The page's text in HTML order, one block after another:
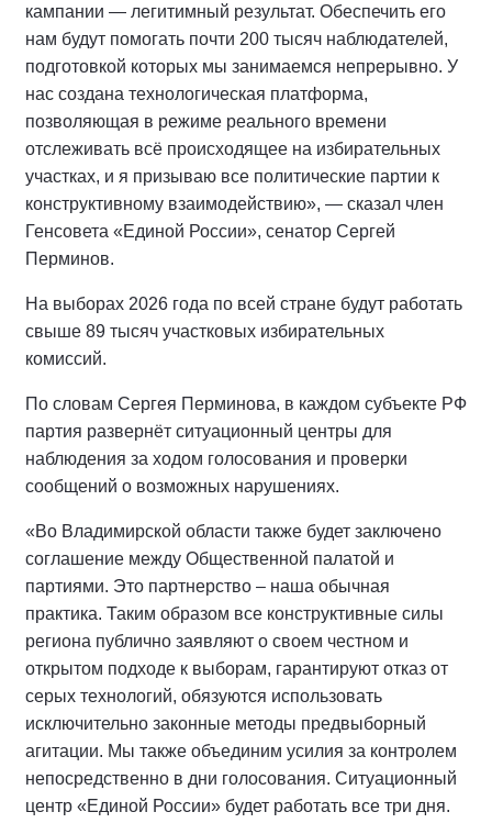
кампании — легитимный результат. Обеспечить его
нам будут помогать почти 200 тысяч наблюдателей,
подготовкой которых мы занимаемся непрерывно. У
нас создана технологическая платформа,
позволяющая в режиме реального времени
отслеживать всё происходящее на избирательных
участках, и я призываю все политические партии к
конструктивному взаимодействию», — сказал член
Генсовета «Единой России», сенатор Сергей
Перминов.
На выборах 2026 года по всей стране будут работать
свыше 89 тысяч участковых избирательных
комиссий.
По словам Сергея Перминова, в каждом субъекте РФ
партия развернёт ситуационный центры для
наблюдения за ходом голосования и проверки
сообщений о возможных нарушениях.
«Во Владимирской области также будет заключено
соглашение между Общественной палатой и
партиями. Это партнерство – наша обычная
практика. Таким образом все конструктивные силы
региона публично заявляют о своем честном и
открытом подходе к выборам, гарантируют отказ от
серых технологий, обязуются использовать
исключительно законные методы предвыборный
агитации. Мы также объединим усилия за контролем
непосредственно в дни голосования. Ситуационный
центр «Единой России» будет работать все три дня.